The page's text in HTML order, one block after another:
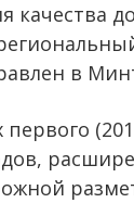
качества
в
первого